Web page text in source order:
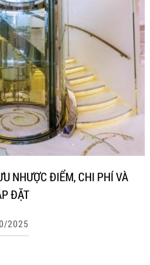
NHƯỢC ĐIỂM, CHI PHÍ VÀ
ĐẶT
2025